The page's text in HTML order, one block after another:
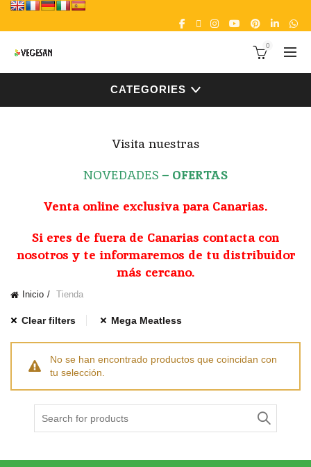
0
CATEGORIES
Visita nuestras
NOVEDADES – OFERTAS
Venta online exclusiva para Canarias.
Si eres de fuera de Canarias contacta con
nosotros y te informaremos de tu distribuidor
más cercano.
Inicio Tienda
Clear filters Mega Meatless
No se han encontrado productos que coincidan con
tu selección.